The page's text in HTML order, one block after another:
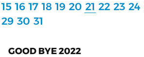
< RETOUR À L'ACCUEIL
15 16 17 18 19 20 21 22 23 24
29 30 31
GOOD BYE 2022